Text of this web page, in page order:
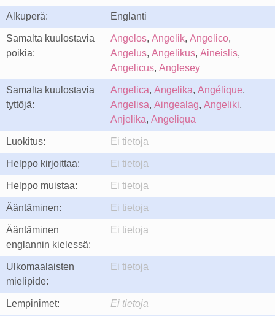
Alkuperä: Englanti
Samalta kuulostavia
poikia:
Angelos, Angelik, Angelico,
Angelus, Angelikus, Aineislis,
Angelicus, Anglesey
Samalta kuulostavia
tyttöjä:
Angelica, Angelika, Angélique,
Angelisa, Aingealag, Angeliki,
Anjelika, Angeliqua
Luokitus: Ei tietoja
Helppo kirjoittaa: Ei tietoja
Helppo muistaa: Ei tietoja
Ääntäminen: Ei tietoja
Ääntäminen
englannin kielessä:
Ei tietoja
Ulkomaalaisten
mielipide:
Ei tietoja
Lempinimet: Ei tietoja